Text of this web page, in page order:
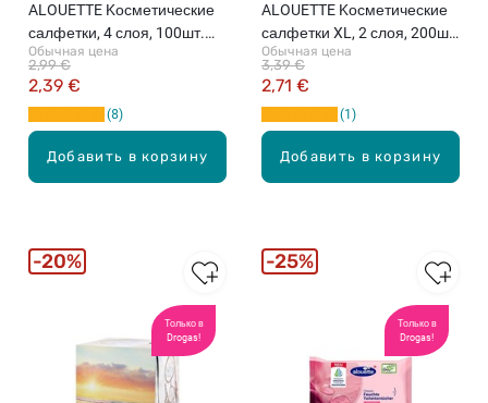
Добавить в корзину
ALOUETTE Kосметические
салфетки, 4 слоя, 100шт.
(различные цвета)
Обычная цена
2,39 €
2,99 €
8
Добавить в корзину
ALOUETTE Kосметические
салфетки XL, 2 слоя, 200шт.
(различные цвета)
Обычная цена
2,71 €
3,39 €
1
Только в
Drogas!
20%
Только в
Drogas!
25%